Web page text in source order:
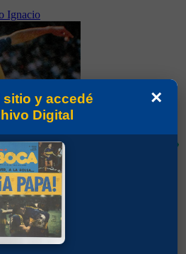
Ignacio
×
sitio y accedé
Digital